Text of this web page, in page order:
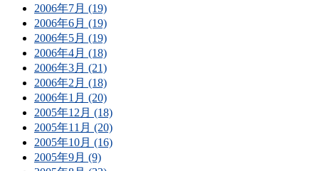
2006年7月 (19)
2006年6月 (19)
2006年5月 (19)
2006年4月 (18)
2006年3月 (21)
2006年2月 (18)
2006年1月 (20)
2005年12月 (18)
2005年11月 (20)
2005年10月 (16)
2005年9月 (9)